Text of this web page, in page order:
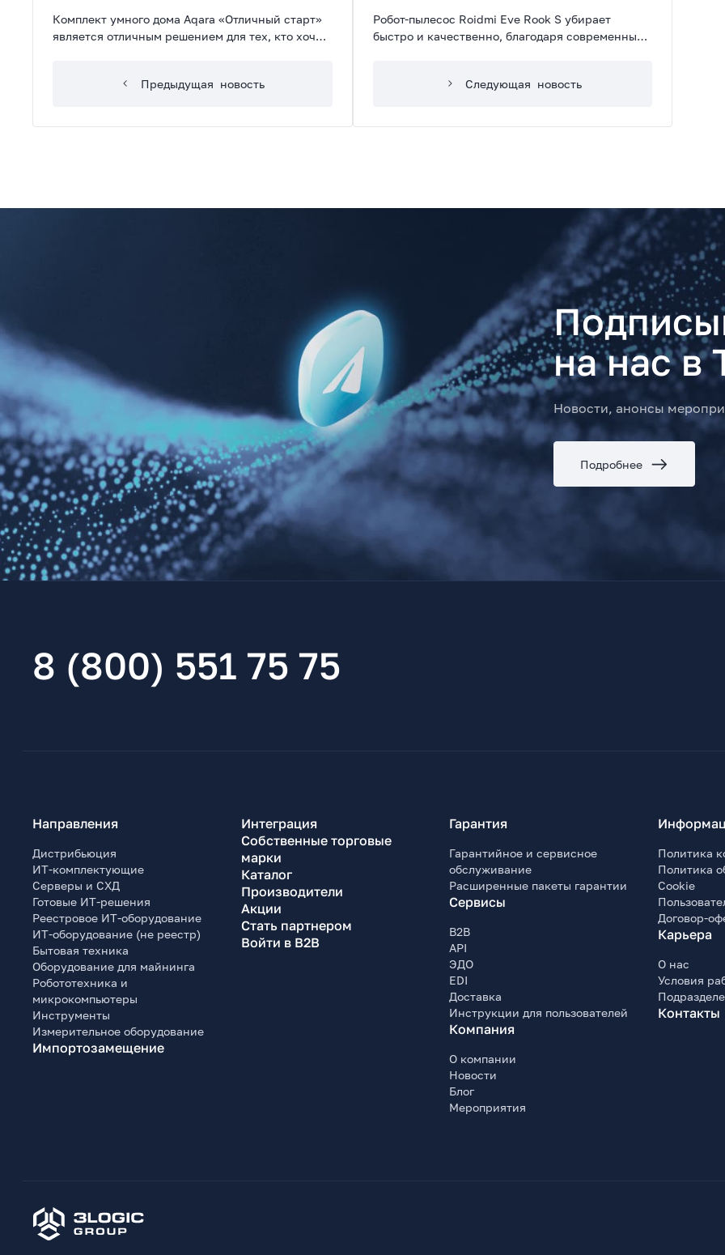
Комплект умного дома Aqara «Отличный старт»
является отличным решением для тех, кто хочет
Предыдущая новость
Робот-пылесос Roidmi Eve Rook S убирает
быстро и качественно, благодаря современным
Следующая новость
на нас в
Новости, анонсы
Подробнее
8 (800) 551 75 75
Направления
Дистрибьюция
ИТ-комплектующие
Серверы и СХД
Готовые ИТ-решения
Реестровое ИТ-оборудование
ИТ-оборудование (не реестр)
Бытовая техника
Оборудование для майнинга
Робототехника и
микрокомпьютеры
Инструменты
Измерительное оборудование
Импортозамещение
Интеграция
Собственные торговые
марки
Каталог
Производители
Акции
Стать партнером
Войти в B2B
Гарантия
Гарантийное и сервисное
обслуживание
Расширенные пакеты гарантии
Сервисы
B2B
API
ЭДО
EDI
Доставка
Инструкции для пользователей
Компания
О компании
Новости
Блог
Мероприятия
Политика
Политика
Cookie
Договор-
Карьера
О нас
Условия
Контакты